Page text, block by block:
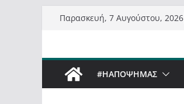
Μετάβαση
Παρασκευή, 7 Αυγούστου, 2026
#ΗΑΠΟΨΗΜΑΣ